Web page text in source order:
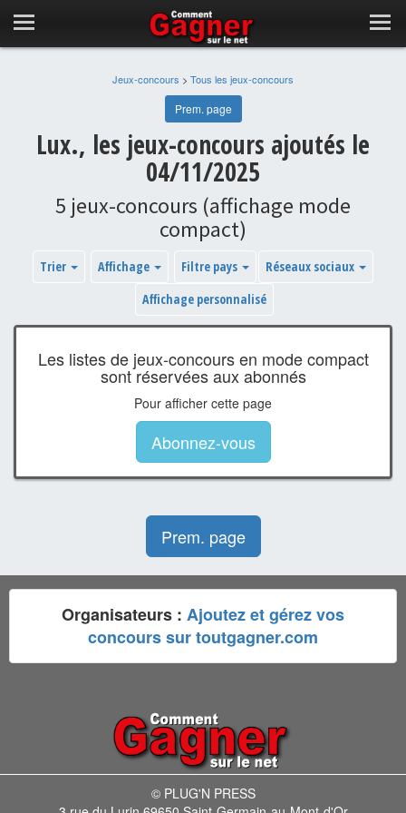
Jeux-concours > Tous les jeux-concours
Prem. page
Lux., les jeux-concours ajoutés le
04/11/2025
5 jeux-concours (affichage mode
compact)
Trier Affichage Filtre pays
Réseaux sociaux
Affichage personnalisé
Les listes de jeux-concours en mode compact
sont réservées aux abonnés
Pour afficher cette page
Abonnez-vous
Prem. page
Organisateurs : Ajoutez et gérez vos
concours sur toutgagner.com
© PLUG'N PRESS